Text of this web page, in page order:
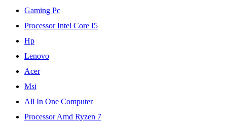
Gaming Pc
Processor Intel Core I5
Hp
Lenovo
Acer
Msi
All In One Computer
Processor Amd Ryzen 7